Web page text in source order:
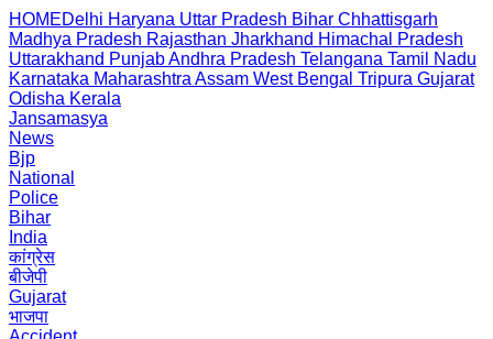
HOMEDelhi Haryana Uttar Pradesh Bihar Chhattisgarh
Madhya Pradesh Rajasthan Jharkhand Himachal Pradesh
Uttarakhand PunjabAndhra Pradesh Telangana Tamil Nadu
Karnataka Maharashtra Assam West Bengal Tripura Gujarat
Odisha Kerala
Jansamasya
News
Bjp
National
Police
Bihar
India
कांग्रेस
बीजेपी
Gujarat
भाजपा